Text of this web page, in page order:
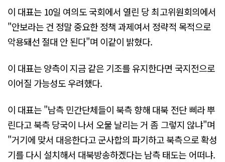
이 대표는 10일 여의도 국회에서 열린 당 최고위원회의에서
"안보라는 건 정말 중요한 정책 과제여서 정략적 목적으로
악용돼선 절대 안 된다"며 이같이 밝혔다.
이 대표는 양측이 지금 같은 기조를 유지한다면 국지전으로
이어질 가능성도 우려했다.
이 대표는 "남측 민간단체들이 북측 향해 대북 전단 삐라 뿌
린다고 북측 당국이 나서 오물 날리는 거 좀 그렇지 않냐"며
"거기에 맞서 대응한다고 군사합의 파기하고 북측으로 확성
기를 다시 설치해서 대북방송하겠다는 남측 태도는 어떠냐.